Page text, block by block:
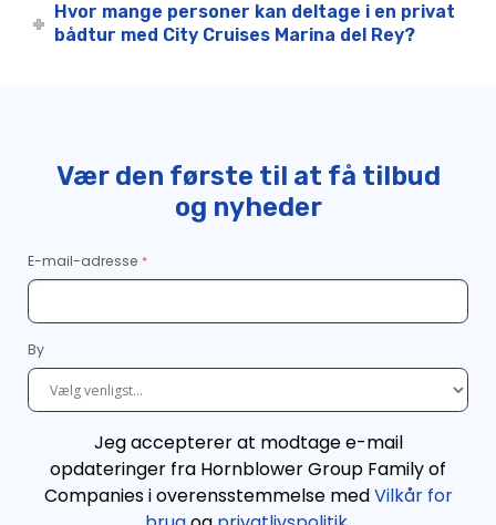
Hvor mange personer kan deltage i en privat
bådtur med City Cruises Marina del Rey?
Vær den første til at få tilbud
og nyheder
E-mail-adresse
By
Jeg accepterer at modtage e-mail
opdateringer fra Hornblower Group Family of
Companies i overensstemmelse medVilkår for